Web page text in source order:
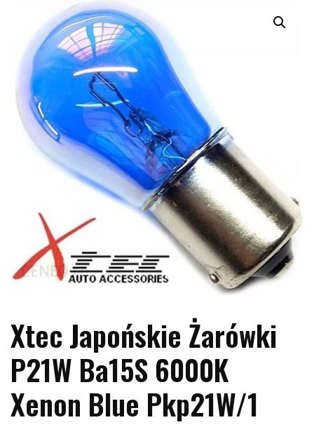
Xtec Japońskie Żarówki
P21W Ba15S 6000K
Xenon Blue Pkp21W/1